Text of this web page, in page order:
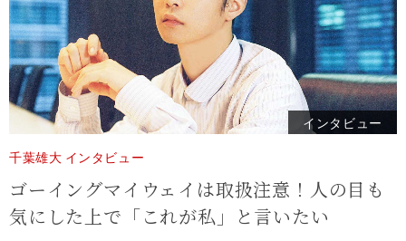
インタビュー
千葉雄大 インタビュー
ゴーイングマイウェイは取扱注意！人の目も
気にした上で「これが私」と言いたい